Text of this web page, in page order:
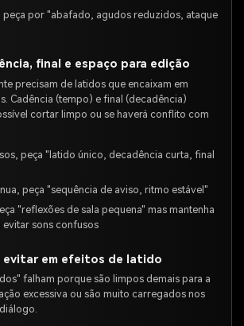
peça por "abafado, agudos reduzidos, ataque
final e espaço para edição
precisam de latidos que encaixam em
Cadência (tempo) e final (decadência)
cortar limpo ou se haverá conflito com
peça "latido único, decadência curta, final
peça "sequência de aviso, ritmo estável"
"reflexões de sala pequena" mas mantenha
sons confusos
evitar em efeitos de latido
falham porque são limpos demais para a
excessiva ou são muito carregados nos